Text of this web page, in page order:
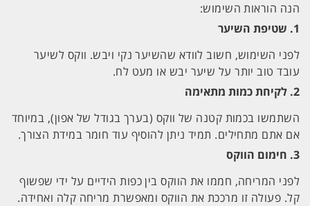
הנה הוראות השימוש:
1. שטיפת השיער
לפני השימוש, חשוב לוודא שהשיער נקי ויבש. ווקס לשיער
עובד טוב יותר על שיער יבש או מעט לח.
2. לקיחת כמות מתאימה
השתמשו בכמות קטנה של ווקס (בערך בגודל של אפון), במיוחד
אם אתם מתחילים. תמיד ניתן להוסיף עוד חומר במידת הצורך.
3. חימום הווקס
לפני המריחה, חממו את הווקס בין כפות הידיים על ידי שפשוף
קל. פעולה זו מרככת את הווקס ומאפשרת מריחה קלה ואחידה.